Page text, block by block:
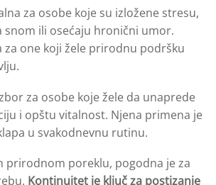
za osobe koje su izložene stresu,
snom ili osećaju hronični umor.
za one koji žele prirodnu podršku
za osobe koje žele da unaprede
i opštu vitalnost. Njena primena je
u svakodnevnu rutinu.
prirodnom poreklu, pogodna je za
Kontinuitet je ključ za postizanje